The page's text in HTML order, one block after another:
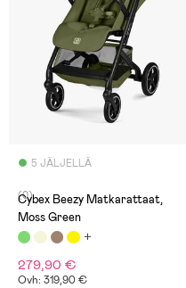
5 JÄLJELLÄ
(0)
Cybex Beezy Matkarattaat,
Moss Green
279,90 €
Ovh: 319,90 €